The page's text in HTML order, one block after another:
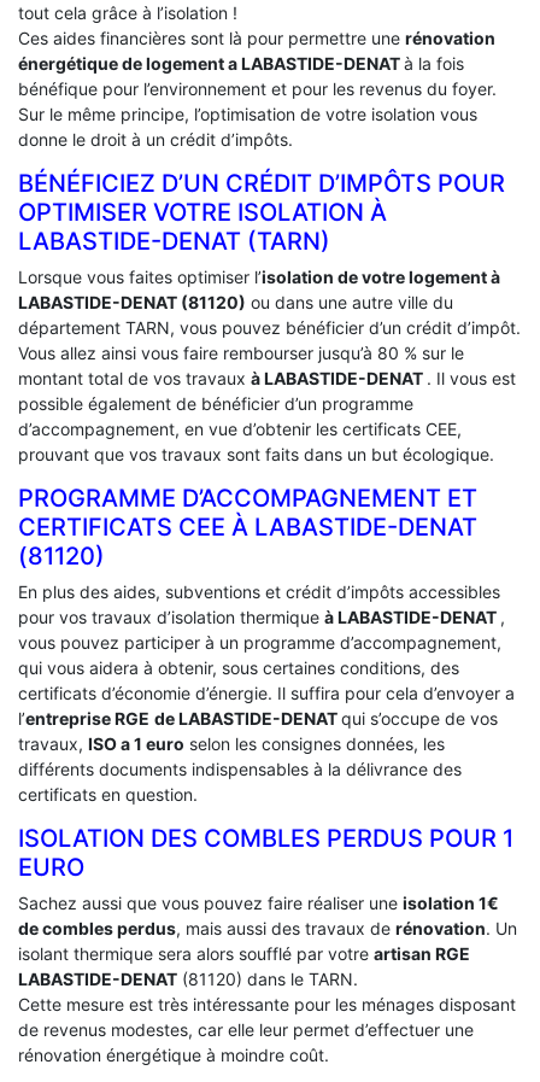
tout cela grâce à l’isolation !
Ces aides financières sont là pour permettre une rénovation
énergétique de logement aLABASTIDE-DENATà la fois
bénéfique pour l’environnement et pour les revenus du foyer.
Sur le même principe, l’optimisation de votre isolation vous
donne le droit à un crédit d’impôts.
BÉNÉFICIEZ D’UN CRÉDIT D’IMPÔTS POUR
OPTIMISER VOTRE ISOLATION À
‎LABASTIDE-DENAT (TARN)
Lorsque vous faites optimiser l’isolation de votre logement à
LABASTIDE-DENAT (81120) ou dans une autre ville du
département TARN, vous pouvez bénéficier d’un crédit d’impôt.
Vous allez ainsi vous faire rembourser jusqu’à 80 % sur le
montant total de vos travaux à LABASTIDE-DENAT . Il vous est
possible également de bénéficier d’un programme
d’accompagnement, en vue d’obtenir les certificats CEE,
prouvant que vos travaux sont faits dans un but écologique.
PROGRAMME D’ACCOMPAGNEMENT ET
CERTIFICATS CEE À ‎LABASTIDE-DENAT
(81120)
En plus des aides, subventions et crédit d’impôts accessibles
pour vos travaux d’isolation thermique à LABASTIDE-DENAT ,
vous pouvez participer à un programme d’accompagnement,
qui vous aidera à obtenir, sous certaines conditions, des
certificats d’économie d’énergie. Il suffira pour cela d’envoyer a
l’entreprise RGE de LABASTIDE-DENATqui s’occupe de vos
travaux, ISO a 1 euro selon les consignes données, les
différents documents indispensables à la délivrance des
certificats en question.
ISOLATION DES COMBLES PERDUS POUR 1
EURO
Sachez aussi que vous pouvez faire réaliser une isolation 1€
de combles perdus, mais aussi des travaux de rénovation. Un
isolant thermique sera alors soufflé par votre artisan RGE
LABASTIDE-DENAT (81120) dans le TARN.
Cette mesure est très intéressante pour les ménages disposant
de revenus modestes, car elle leur permet d’effectuer une
rénovation énergétique à moindre coût.